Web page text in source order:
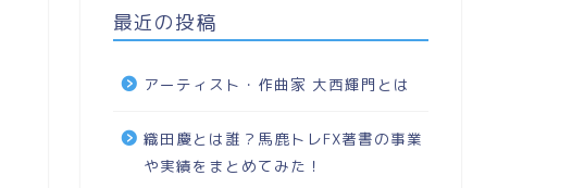
最近の投稿
アーティスト・作曲家 大西輝門とは
織田慶とは誰？馬鹿トレFX著書の事業
や実績をまとめてみた！